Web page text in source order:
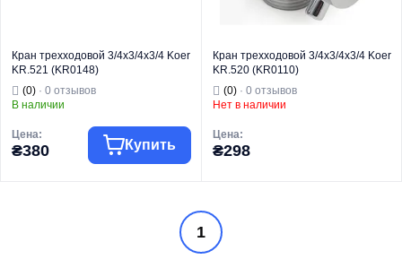
Кран трехходовой 3/4x3/4x3/4 Koer
KR.521 (KR0148)
(0) · 0 отзывов
В наличии
Цена:
₴380 Купить
KOER
Кран трехходовой 3/4x3/4x3/4 Koer
KR.520 (KR0110)
(0)· 0 отзывов
Нет в наличии
Цена:
₴298
Торговая марка
Тип изделия
1